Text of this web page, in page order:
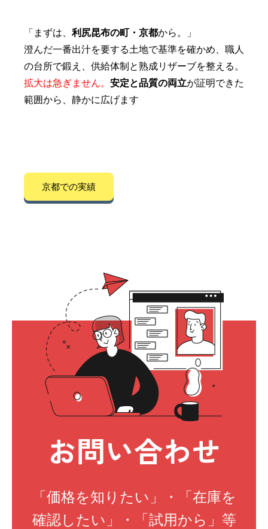
「まずは、 利尻昆布の町・京都から。」
澄んだ一番出汁を要する土地で基準を確かめ、職人
の台所で鍛え、供給体制と熟成リザーブを整える。
拡大は急ぎません。 安定と品質の両立が証明できた
範囲から、静かに広げます
京都での実績
お問い合わせ
「価格を知りたい」・「在庫を
確認したい」・「試用から」等